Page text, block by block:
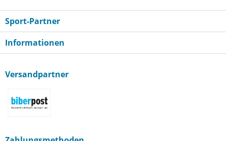
Sport-Partner
Informationen
Versandpartner